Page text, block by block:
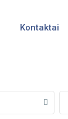
Kontaktai